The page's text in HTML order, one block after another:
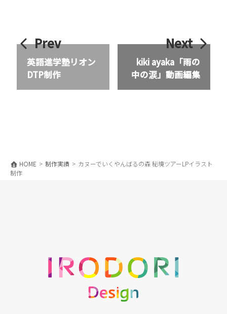
Prev
英語進学塾リオン
DTP制作
Next
kiki ayaka「雨の
中の涙」動画編集
HOME 制作実績
カヌーでいくやんばるの森 秘境ツアーLPイラスト
制作